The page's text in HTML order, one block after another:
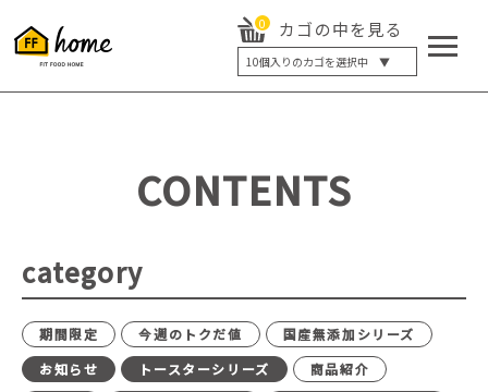
0 カゴの中を見る
10個入りのカゴを選択中 ▼
5個入り
20個入り
最大12%OFF
CONTENTS
category
期間限定 今週のトクだ値
国産無添加シリーズ
お知らせ
トースターシリーズ
商品紹介